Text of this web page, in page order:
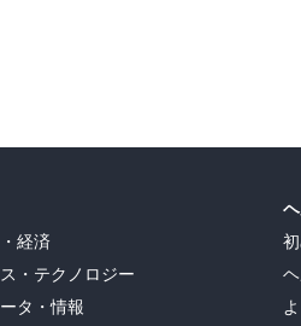
経済
・テクノロジー
タ・情報